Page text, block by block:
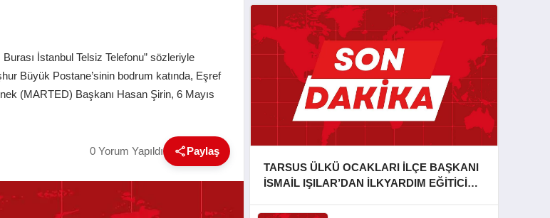
İstanbul Telsiz Telefonu” sözleriyle
Büyük Postane’sinin bodrum katında, Eşref
(MARTED) Başkanı Hasan Şirin, 6 Mayıs
0 Yorum Yapıldı Paylaş
TARSUS ÜLKÜ OCAKLARI İLÇE BAŞKANI
İSMAİL IŞILAR’DAN İLKYARDIM EĞİTİCİ